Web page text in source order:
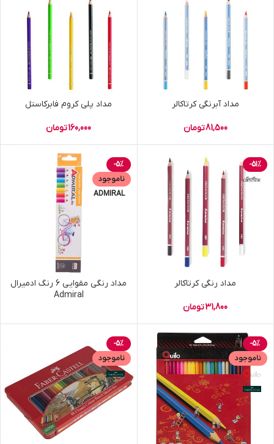
مداد آبرنگی کرتاکالر
81,500تومان
مداد پلی کروم فابرکاستل
160,000تومان
-51%
مداد رنگی کرتاکالر
31,800تومان
-5%
ناموجود
ADMIRAL
مداد رنگي مقوايي 6 رنگ ادميرال
Admiral
-5%
ناموجود
-5%
ناموجود